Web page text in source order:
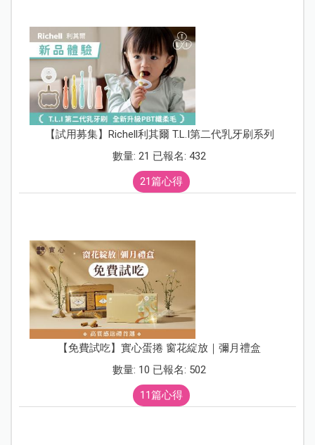
【試用募集】Richell利其爾 T.L.I第二代乳牙刷系列
數量: 21 已報名: 432
21篇心得
【免費試吃】實心蛋捲 窗花綻放｜彌月禮盒
數量: 10 已報名: 502
11篇心得